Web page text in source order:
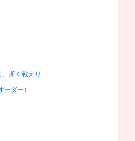
斯く戦えり
ーダー）